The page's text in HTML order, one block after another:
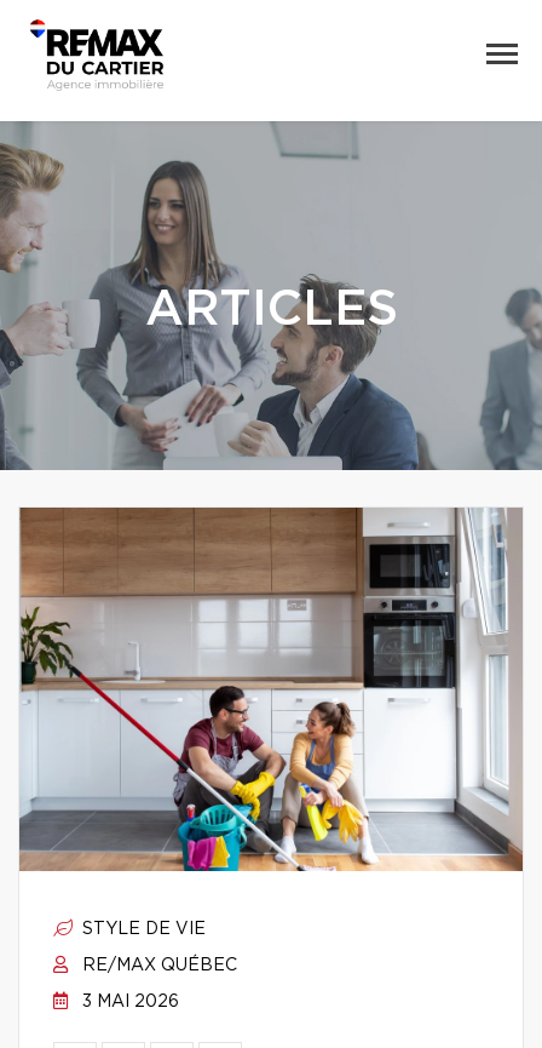
ARTICLES
STYLE DE VIE
RE/MAX QUÉBEC
3 MAI 2026